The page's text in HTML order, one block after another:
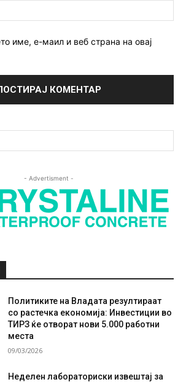
име, е-маил и веб страна на овај
- Advertisment -
Политиките на Владата резултираат
со растечка економија: Инвестиции во
ТИРЗ ќе отворат нови 5.000 работни
места
09/03/2026
Неделен лабораториски извештај за